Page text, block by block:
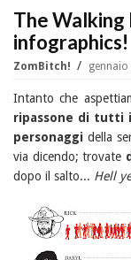
The Walking
infographics!
ZomBitch! gennaio
Intanto che
ripassone di tutti
personaggi della
via dicendo; trovate
dopo il salto... Hell